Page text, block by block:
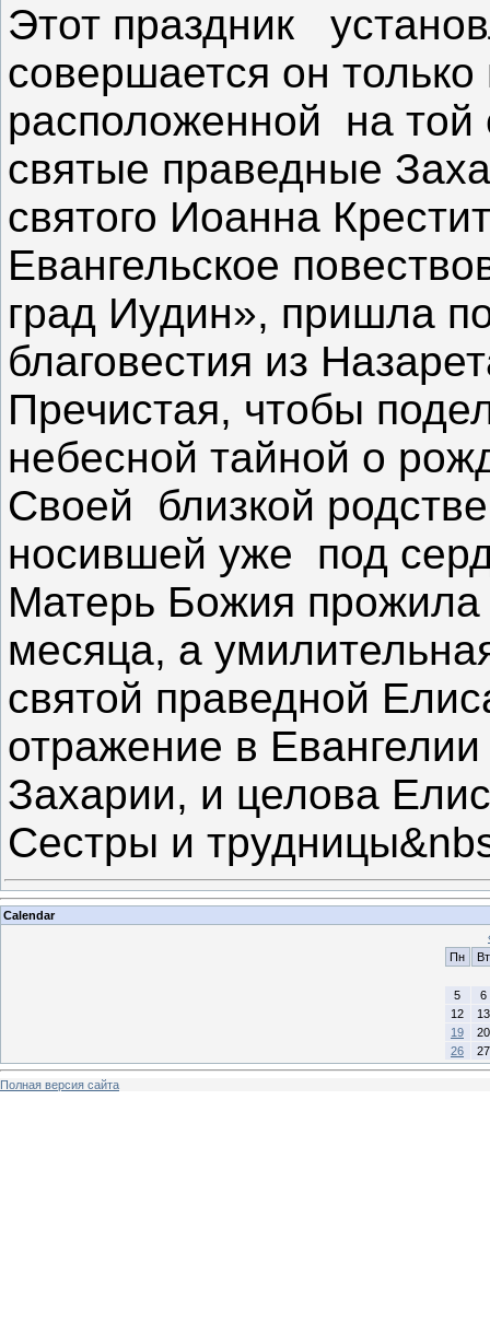
Этот праздник
совершается он
расположенной на
святые праведные
святого Иоанна
Евангельское
град Иудин», пришла
благовестия из
Пречистая, чтобы
небесной тайной о
Своей близкой
носившей уже под
Матерь Божия
месяца, а
святой праведной
отражение в
Захарии, и целова
Сестры и
Calendar
Пн
Вт
5
6
12
13
19
20
26
27
Полная версия сайта